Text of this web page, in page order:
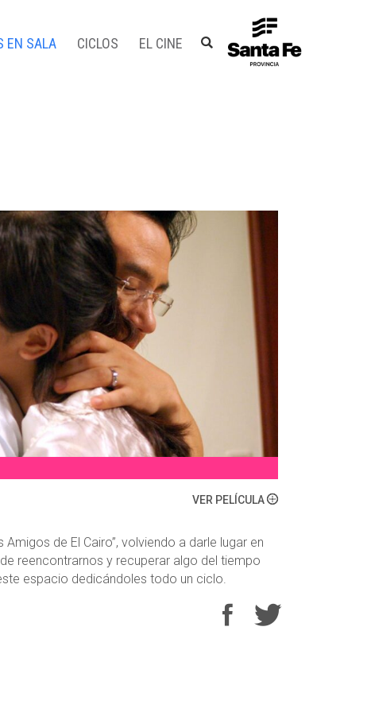
EN SALA CICLOS EL CINE
VER PELÍCULA
de El Cairo”, volviendo a darle lugar en
reencontrarnos y recuperar algo del tiempo
espacio dedicándoles todo un ciclo.